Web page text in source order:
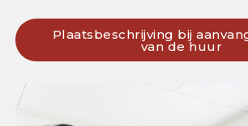
Plaatsbeschrijving bij
van de huur